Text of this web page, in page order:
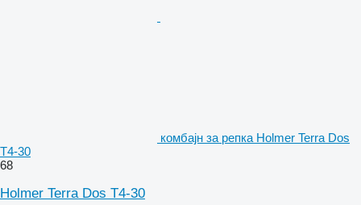
комбајн за репка Holmer Terra Dos
T4-30
68
Holmer Terra Dos T4-30